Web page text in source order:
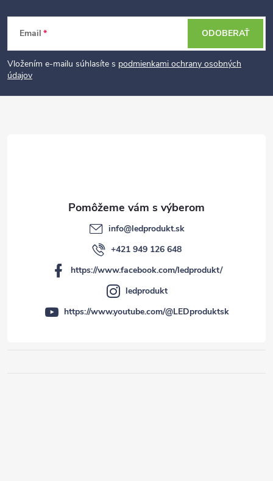
t
Email
Vložením e-mailu súhlasíte s podmienkami ochrany osobných
údajov
ODOBERAŤ
info@ledprodukt.sk
+421 949 126 648
https://www.facebook.com/ledprodukt/
ledprodukt
https://www.youtube.com/@LEDproduktsk